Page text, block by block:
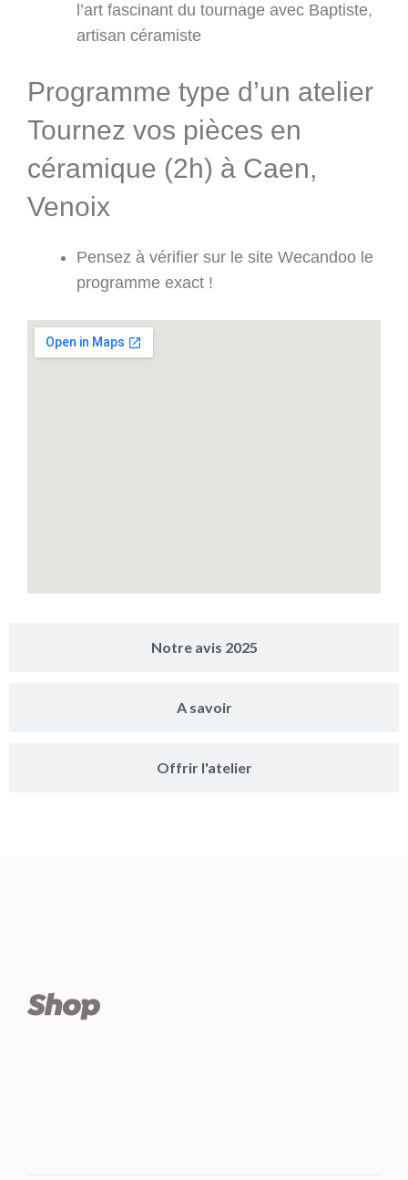
Notre avis 2025
A savoir
Offrir l'atelier
l’art fascinant du tournage avec Baptiste,
artisan céramiste
Programme type d’un atelier
Tournez vos pièces en
céramique (2h) à Caen,
Venoix
Pensez à vérifier sur le site Wecandoo le
programme exact !